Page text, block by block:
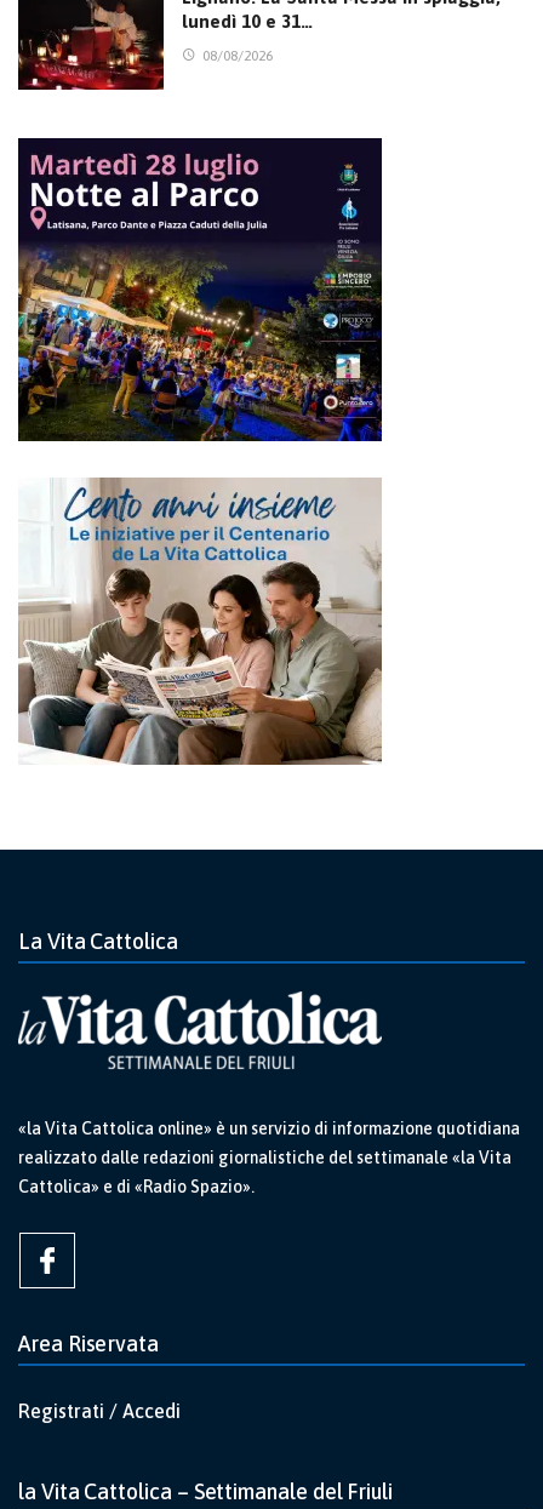
lunedì 10 e 31…
08/08/2026
La Vita Cattolica
«la Vita Cattolica online» è un servizio di informazione quotidiana
realizzato dalle redazioni giornalistiche del settimanale «la Vita
Cattolica» e di «Radio Spazio».
Area Riservata
Registrati / Accedi
la Vita Cattolica – Settimanale del Friuli